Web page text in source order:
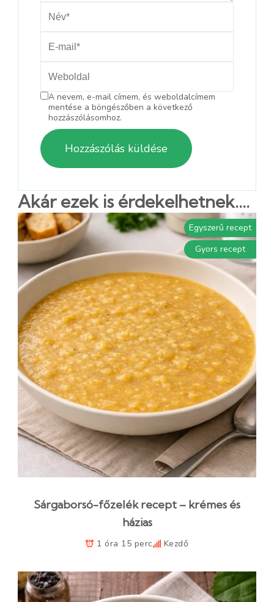
A nevem, e-mail címem, és weboldalcímem
mentése a böngészőben a következő
hozzászólásomhoz.
Akár ezek is érdekelhetnek....
Egyszerű recept
Gyors recept
Sárgaborsó-főzelék recept – krémes és
házias
1 óra 15 perc Kezdő